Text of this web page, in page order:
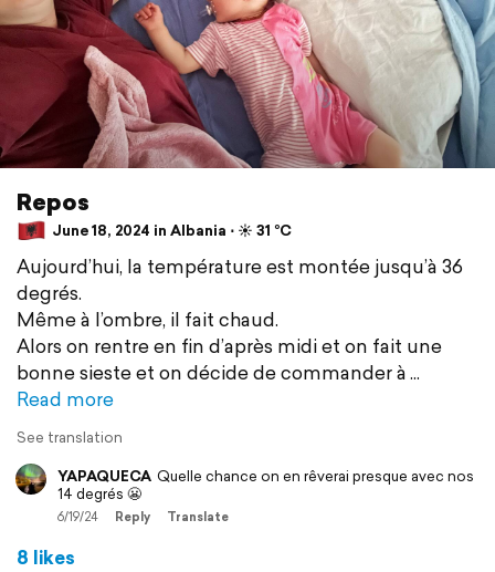
Repos
June 18, 2024 in Albania ⋅ ☀️ 31 °C
Aujourd’hui, la température est montée jusqu’à 36
degrés.
Même à l’ombre, il fait chaud.
Alors on rentre en fin d’après midi et on fait une
bonne sieste et on décide de commander à
Read more
See translation
YAPAQUECA Quelle chance on en rêverai presque avec nos
14 degrés 😬
6/19/24 Reply Translate
8 likes